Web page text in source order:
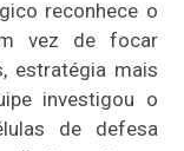
reconhece o
vez de focar
estratégia mais
investigou o
de defesa